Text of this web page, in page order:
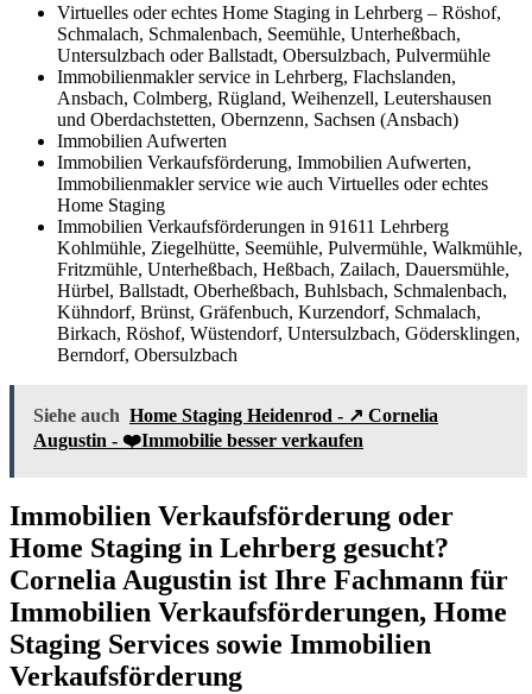
Virtuelles oder echtes Home Staging in Lehrberg – Röshof,
Schmalach, Schmalenbach, Seemühle, Unterheßbach,
Untersulzbach oder Ballstadt, Obersulzbach, Pulvermühle
Immobilienmakler service in Lehrberg, Flachslanden,
Ansbach, Colmberg, Rügland, Weihenzell, Leutershausen
und Oberdachstetten, Obernzenn, Sachsen (Ansbach)
Immobilien Aufwerten
Immobilien Verkaufsförderung, Immobilien Aufwerten,
Immobilienmakler service wie auch Virtuelles oder echtes
Home Staging
Immobilien Verkaufsförderungen in 91611 Lehrberg
Kohlmühle, Ziegelhütte, Seemühle, Pulvermühle, Walkmühle,
Fritzmühle, Unterheßbach, Heßbach, Zailach, Dauersmühle,
Hürbel, Ballstadt, Oberheßbach, Buhlsbach, Schmalenbach,
Kühndorf, Brünst, Gräfenbuch, Kurzendorf, Schmalach,
Birkach, Röshof, Wüstendorf, Untersulzbach, Gödersklingen,
Berndorf, Obersulzbach
Siehe auch Home Staging Heidenrod - ↗️ Cornelia
Augustin - ❤️Immobilie besser verkaufen
Immobilien Verkaufsförderung oder
Home Staging in Lehrberg gesucht?
Cornelia Augustin ist Ihre Fachmann für
Immobilien Verkaufsförderungen, Home
Staging Services sowie Immobilien
Verkaufsförderung